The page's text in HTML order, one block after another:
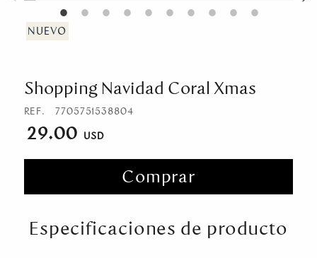
Venezuela
Shopping Navidad Coral Xmas
REF. 7705751538804
29.00
Comprar
Especificaciones de producto